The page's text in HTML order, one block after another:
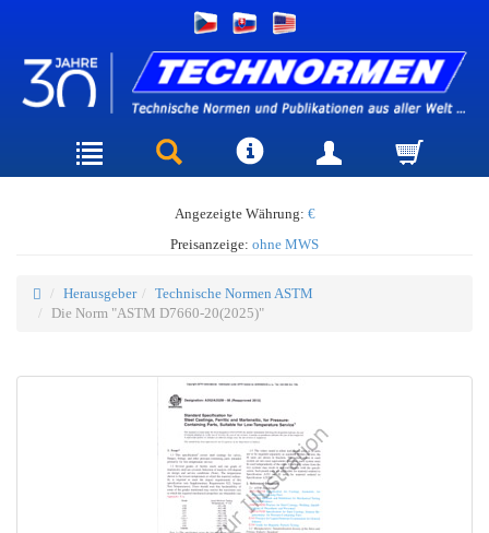
Angezeigte Währung: €
Preisanzeige: ohne MWS
Herausgeber
Technische Normen ASTM
Die Norm "ASTM D7660-20(2025)"